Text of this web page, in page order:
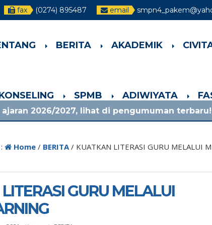
fax (0274) 895487 email
BERITA AKADEMIK
SPMB ADIWIYATA
lihat di pengumuman terbaru! 1 bulan
Home/ BERITA/ KUATKAN LITERASI GURU MELALUI
GURU MELALUI